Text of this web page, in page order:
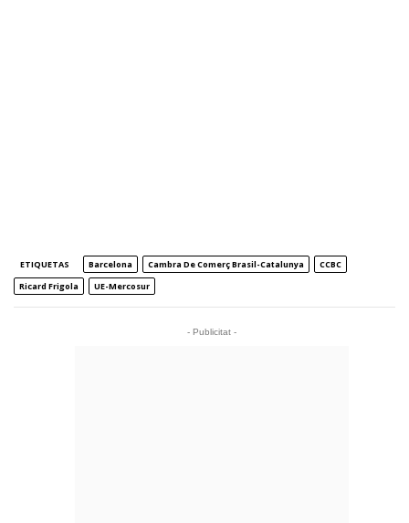
ETIQUETAS Barcelona Cambra De Comerç Brasil-Catalunya
CCBC
Ricard Frigola
UE-Mercosur
- Publicitat -